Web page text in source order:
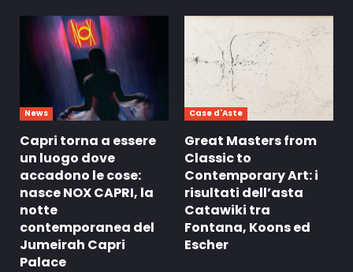
News
Capri torna a essere
un luogo dove
accadono le cose:
nasce NOX CAPRI, la
notte
contemporanea del
Jumeirah Capri
Palace
Case d'Aste
Great Masters from
Classic to
Contemporary Art: i
risultati dell’asta
Catawiki tra
Fontana, Koons ed
Escher